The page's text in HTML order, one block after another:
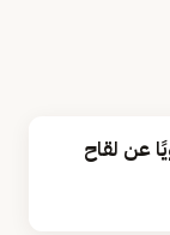
عن لقاح